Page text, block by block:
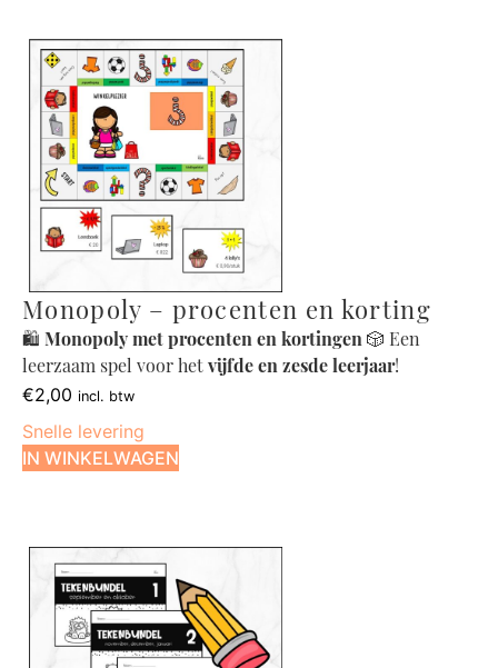
Monopoly – procenten en korting
🛍️ Monopoly met procenten en kortingen 🎲 Een
leerzaam spel voor het vijfde en zesde leerjaar!
€2,00 incl. btw
Snelle levering
IN WINKELWAGEN